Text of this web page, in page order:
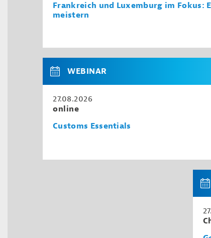
Frankreich und Luxemburg im Fokus:
meistern
WEBINAR
27.08.2026
online
Customs Essentials